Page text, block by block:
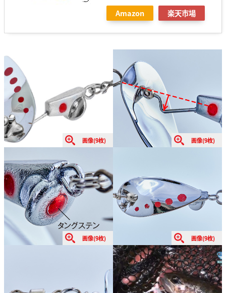
Amazon 楽天市場
画像(9枚) 画像(9枚)
画像(9枚) 画像(9枚)